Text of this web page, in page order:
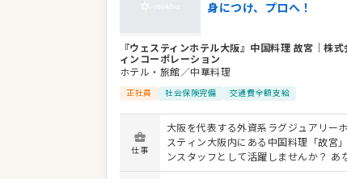
事業内容
ホテル
代表者
代表取締役社長 田上 浩士
事業所
大阪府大阪市北区大淀中1-1-20
身につけ、プロへ！
『ウェスティンホテル大阪』中国料理 故宮 ｜株式
ィンコーポレーション
ホテル・旅館／中華料理
正社員 社会保険完備 交通費全額支給
仕事
大阪を代表する外資系ラグジュアリー
スティン大阪内にある中国料理「故宮
ンスタッフとして活躍しませんか？ あ
鮮度を重視した食材の仕込みから、ラ